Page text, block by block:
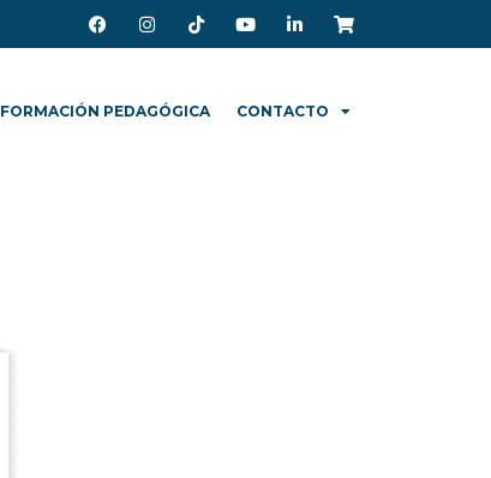
FORMACIÓN PEDAGÓGICA CONTACTO